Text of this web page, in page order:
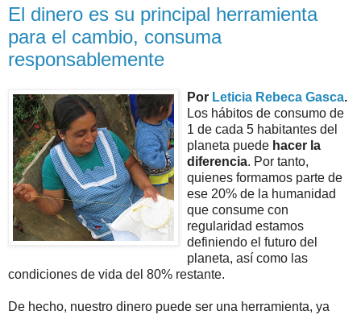
El dinero es su principal herramienta
para el cambio, consuma
responsablemente
Por Leticia Rebeca Gasca.
Los hábitos de consumo de
1 de cada 5 habitantes del
planeta puede hacer la
diferencia. Por tanto,
quienes formamos parte de
ese 20% de la humanidad
que consume con
regularidad estamos
definiendo el futuro del
planeta, así como las
condiciones de vida del 80% restante.
De hecho, nuestro dinero puede ser una herramienta, ya